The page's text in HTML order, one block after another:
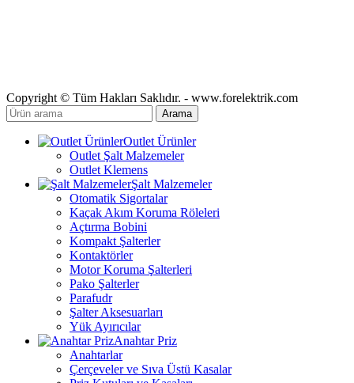
Copyright © Tüm Hakları Saklıdır. - www.forelektrik.com
Arama
Outlet Ürünler
Outlet Şalt Malzemeler
Outlet Klemens
Şalt Malzemeler
Otomatik Sigortalar
Kaçak Akım Koruma Röleleri
Açtırma Bobini
Kompakt Şalterler
Kontaktörler
Motor Koruma Şalterleri
Pako Şalterler
Parafudr
Şalter Aksesuarları
Yük Ayırıcılar
Anahtar Priz
Anahtarlar
Çerçeveler ve Sıva Üstü Kasalar